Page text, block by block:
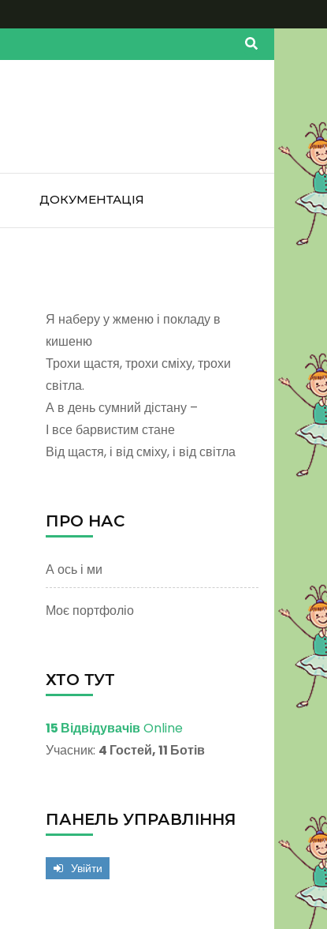
ДОКУМЕНТАЦІЯ
Я наберу у жменю і покладу в
кишеню
Трохи щастя, трохи сміху, трохи
світла.
А в день сумний дістану –
І все барвистим стане
Від щастя, і від сміху, і від світла
ПРО НАС
А ось і ми
Моє портфоліо
ХТО ТУТ
15 ВідвідувачівOnline
Учасник: 4 Гостей, 11 Ботів
ПАНЕЛЬ УПРАВЛІННЯ
Увійти